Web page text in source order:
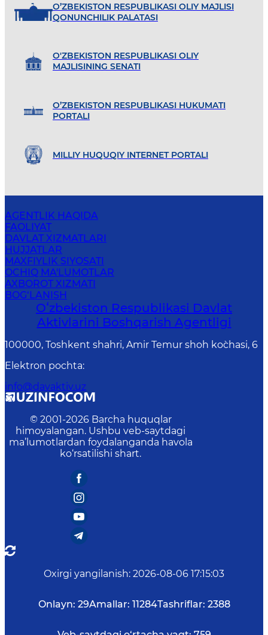
O’ZBEKISTON RESPUBLIKASI OLIY MAJLISI
QONUNCHILIK PALATASI
O'ZBEKISTON RESPUBLIKASI OLIY
MAJLISINING SENATI
O’ZBEKISTON RESPUBLIKASI HUKUMATI
PORTALI
MILLIY HUQUQIY INTERNET PORTALI
AGENTLIK HAQIDA
FAOLIYAT
DAVLAT XIZMATLARI
HUJJATLAR
MAXFIYLIK SIYOSATI
OCHIQ MA'LUMOTLAR
AXBOROT XIZMATI
BOG‘LANISH
Oʻzbekiston Respublikasi Davlat
Aktivlarini Boshqarish Agentligi
100000, Toshkent shahri, Amir Temur shoh ko`chasi, 6
Elektron pochta:
info@davaktiv.uz
© 2001-2026 Barcha huquqlar
himoyalangan. Ushbu veb-saytdagi
ma’lumotlardan foydalanganda havola
ko‘rsatilishi shart.
Oxirgi yangilanish: 2026-08-06 17:15:03
Onlayn: 29Amallar: 11284Tashriflar: 2388